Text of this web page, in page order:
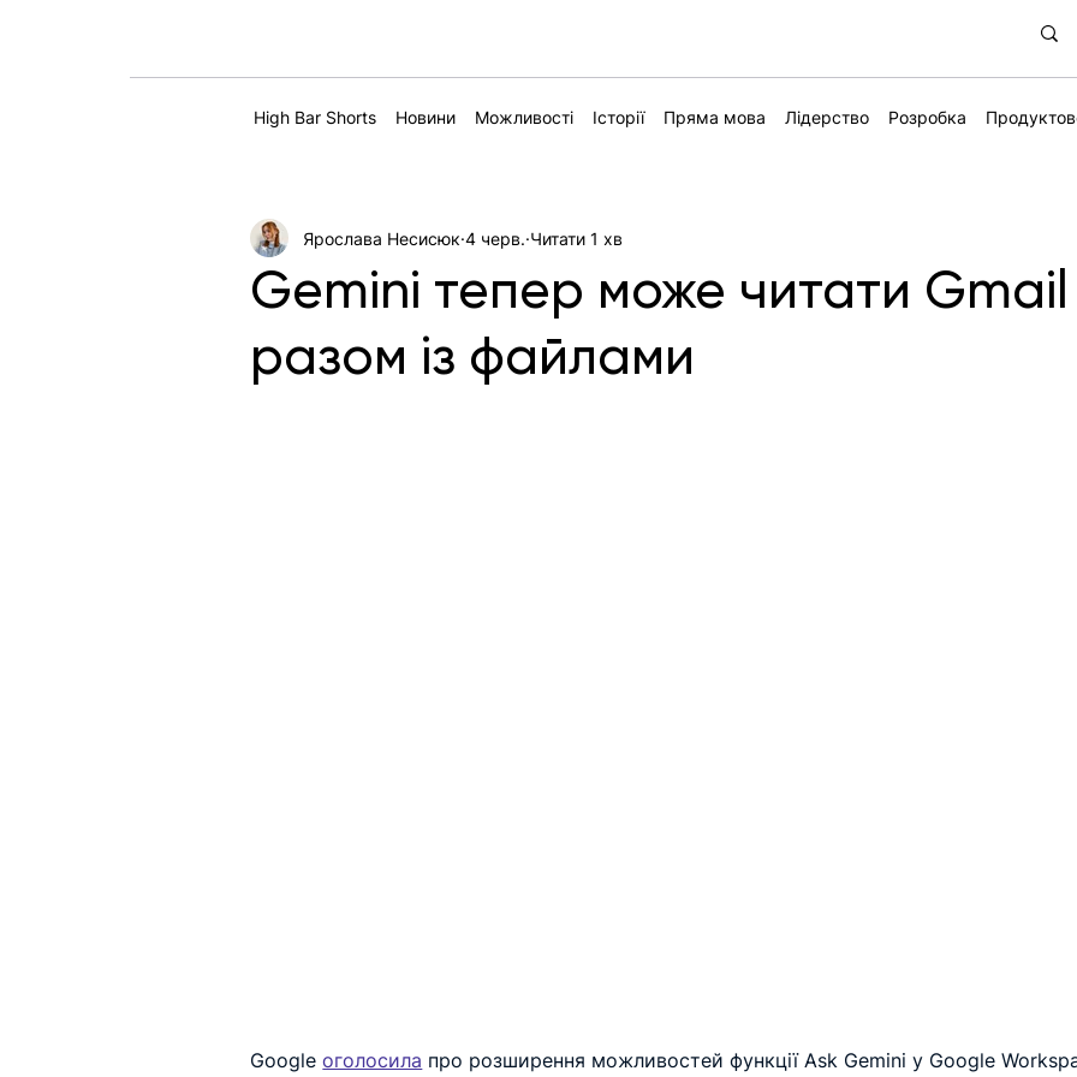
High Bar Shorts Новини Можливості Історії Пряма мова Лідерство Розробка
Gemini тепер може читати Gmail
разом із файлами
Ярослава Несисюк 4 черв. Читати 1 хв
Google оголосила про розширення можливостей функції Ask Gemini у Google